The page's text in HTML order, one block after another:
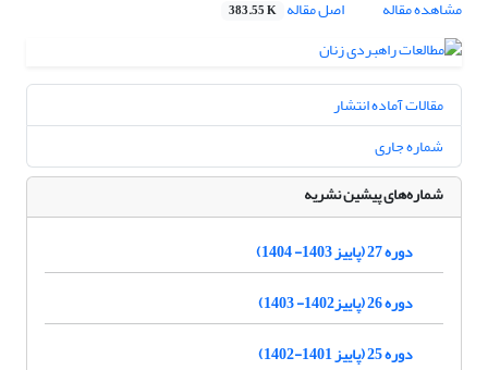
مشاهده مقاله اصل مقاله 383.55 K
مقالات آماده انتشار
شماره جاری
شماره‌های پیشین نشریه
دوره 27 (پاییز 1403- 1404)
دوره 26 (پاییز1402- 1403)
دوره 25 (پاییز 1401-1402)